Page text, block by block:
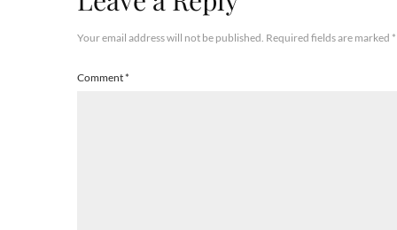
Your email address will not be published. Required fields are marked *
Comment*